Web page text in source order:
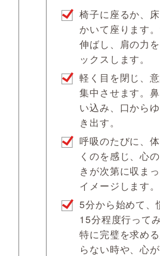
椅子に座るか、
かいて座ります
伸ばし、肩の力
ックスします。
軽く目を閉じ、
集中させます。
い込み、口から
き出す。
呼吸のたびに、
くのを感じ、心
きが次第に収ま
イメージします。
5分から始めて、
15分程度行って
特に完璧を求め
らない時や、心